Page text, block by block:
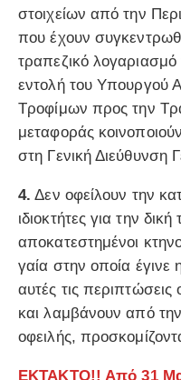
στοιχείων από την
που έχουν
τραπεζικό λογαριασμό
εντολή του Υπουργού
Τροφίμων προς την
μεταφοράς
στη Γενική Διεύθυνση
4. Δεν οφείλουν την
ιδιοκτήτες για την
αποκατεστημένοι
γαία στην οποία
αυτές τις περιπτώσεις
και λαμβάνουν από
οφειλής,
ΕΚΤΑΚΤΟ!! Από 31